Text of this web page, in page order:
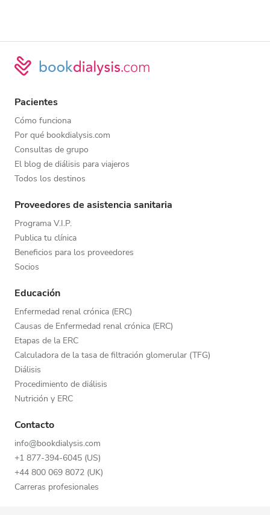
Pacientes
Cómo funciona
Por qué bookdialysis.com
Consultas de grupo
El blog de diálisis para viajeros
Todos los destinos
Proveedores de asistencia sanitaria
Programa V.I.P.
Publica tu clínica
Beneficios para los proveedores
Socios
Educación
Enfermedad renal crónica (ERC)
Causas de Enfermedad renal crónica (ERC)
Etapas de la ERC
Calculadora de la tasa de filtración glomerular (TFG)
Diálisis
Procedimiento de diálisis
Nutrición y ERC
Contacto
info@bookdialysis.com
+1 877-394-6045 (US)
+44 800 069 8072 (UK)
Carreras profesionales